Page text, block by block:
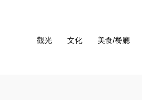
觀光 文化 美食/餐廳